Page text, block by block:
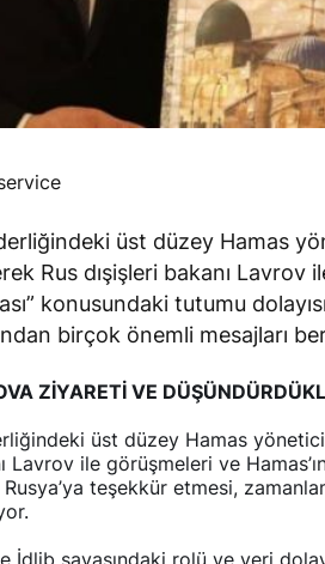
üst düzey Hamas
Rus dışişleri bakanı Lavrov
konusundaki tutumu
birçok önemli mesajları
ZİYARETİ VE
üst düzey Hamas
Lavrov ile görüşmeleri ve
teşekkür etmesi,
İdlib savaşındaki rolü ve yeri